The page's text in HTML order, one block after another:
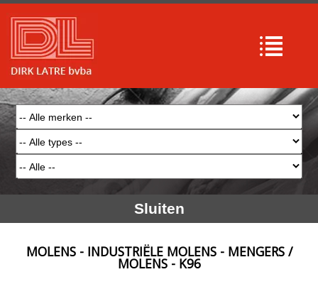
Sluiten
MOLENS - INDUSTRIËLE MOLENS - MENGERS /
MOLENS - K96